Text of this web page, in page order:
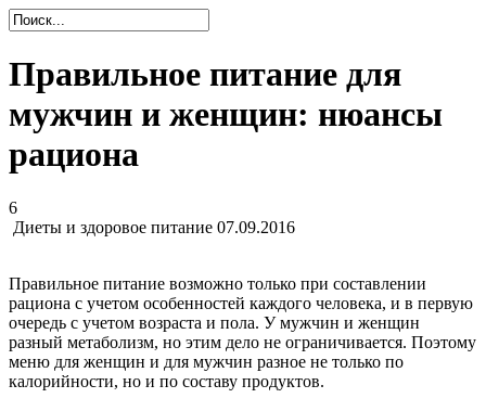
Правильное питание для
мужчин и женщин: нюансы
рациона
6
Диеты и здоровое питание 07.09.2016
Правильное питание возможно только при составлении
рациона с учетом особенностей каждого человека, и в первую
очередь с учетом возраста и пола. У мужчин и женщин
разный метаболизм, но этим дело не ограничивается. Поэтому
меню для женщин и для мужчин разное не только по
калорийности, но и по составу продуктов.